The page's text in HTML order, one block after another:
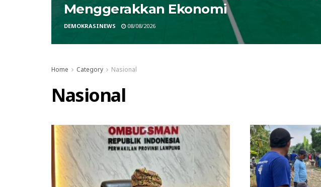
Menggerakkan Ekonomi
DEMOKRASINEWS 08/08/2026
Home Category Nasional
Nasional